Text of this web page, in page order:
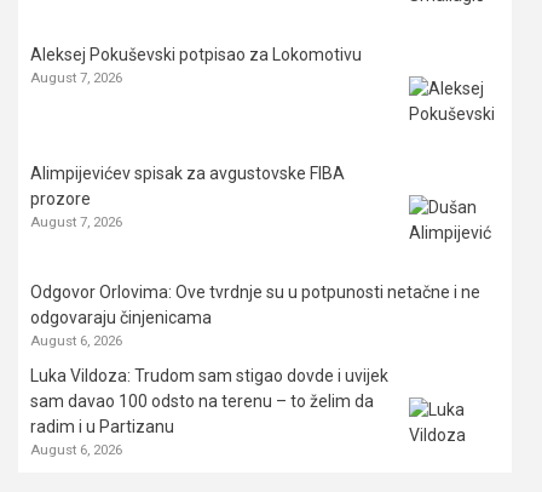
Aleksej Pokuševski potpisao za Lokomotivu
August 7, 2026
Alimpijevićev spisak za avgustovske FIBA
prozore
August 7, 2026
Odgovor Orlovima: ​Ove tvrdnje su u potpunosti netačne i ne
odgovaraju činjenicama
August 6, 2026
Luka Vildoza: Trudom sam stigao dovde i uvijek
sam davao 100 odsto na terenu – to želim da
radim i u Partizanu
August 6, 2026